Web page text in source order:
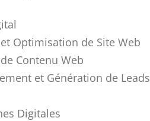
Optimisation de Site Web
Contenu Web
et Génération de Leads
Digitales